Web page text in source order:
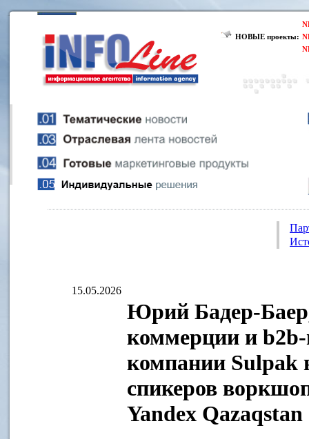
НОВЫЕ проекты:
15.05.2026
Юрий Бадер-
коммерции и
компании Sulpak
спикеров
Yandex Qazaqstan